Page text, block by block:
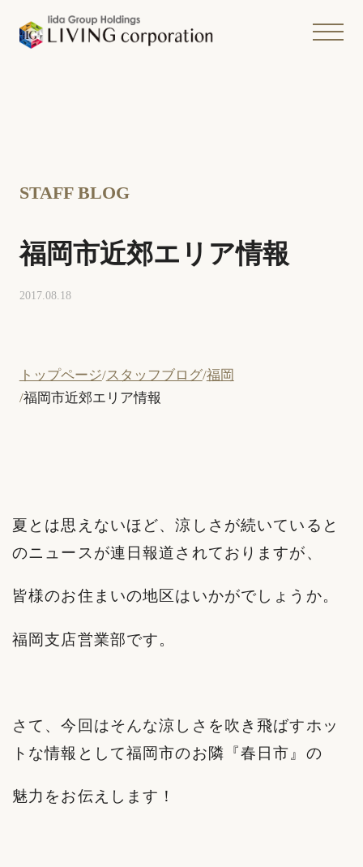
STAFF BLOG
福岡市近郊エリア情報
2017.08.18
トップページ スタッフブログ 福岡
福岡市近郊エリア情報
夏とは思えないほど、涼しさが続いていると
のニュースが連日報道されておりますが、
皆様のお住まいの地区はいかがでしょうか。
福岡支店営業部です。
さて、今回はそんな涼しさを吹き飛ばすホッ
トな情報として福岡市のお隣『春日市』の
魅力をお伝えします！